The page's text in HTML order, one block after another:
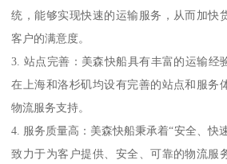
统，能够实现快速的运输服务，从而加快
客户的满意度。
3. 站点完善：美森快船具有丰富的运输经
在上海和洛杉矶均设有完善的站点和服务
物流服务支持。
4. 服务质量高：美森快船秉承着“安全、快
致力于为客户提供、安全、可靠的物流服